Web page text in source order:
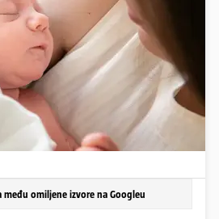
među omiljene izvore na Googleu